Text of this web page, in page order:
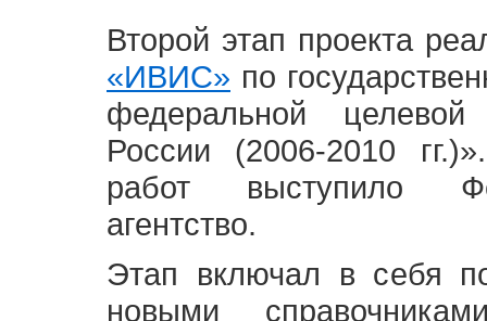
Второй этап проекта
«ИВИС» по
федеральной
России (2006-2010
работ выступило
агентство.
Этап включал в себя
новыми